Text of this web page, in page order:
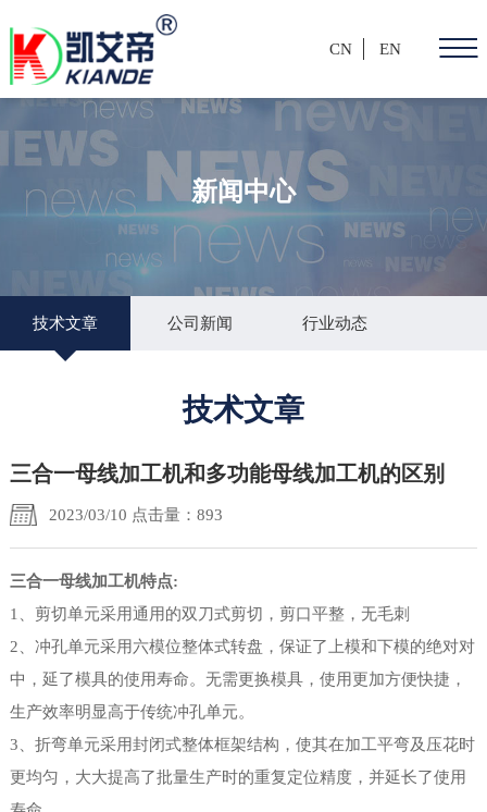
CN EN
新闻中心
技术文章 公司新闻 行业动态
技术文章
三合一母线加工机和多功能母线加工机的区别
2023/03/10 点击量：893
三合一母线加工机特点:
1、剪切单元采用通用的双刀式剪切，剪口平整，无毛刺
2、冲孔单元采用六模位整体式转盘，保证了上模和下模的绝对对
中，延了模具的使用寿命。无需更换模具，使用更加方便快捷，
生产效率明显高于传统冲孔单元。
3、折弯单元采用封闭式整体框架结构，使其在加工平弯及压花时
更均匀，大大提高了批量生产时的重复定位精度，并延长了使用